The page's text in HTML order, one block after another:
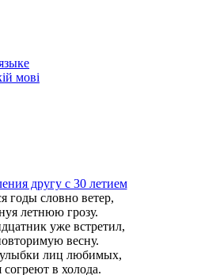
мові
другу с 30 летием
годы словно ветер,
летнюю грозу.
уже встретил,
весну.
лиц любимых,
согреют в холода.